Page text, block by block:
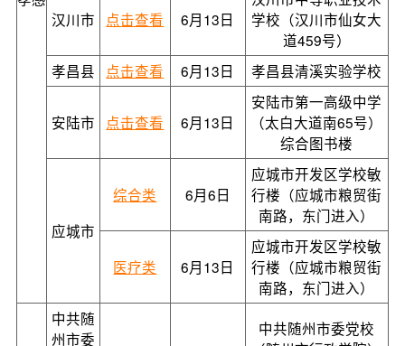
汉川市
点击查看 6月13日
学校（汉川市仙女大
道459号）
孝昌县
点击查看 6月13日 孝昌县清溪实验学校
安陆市 点击查看 6月13日
安陆市第一高级中学
（太白大道南65号）
综合图书楼
应城市
综合类 6月6日
应城市开发区学校敏
行楼（应城市粮贸街
南路，东门进入）
医疗类 6月13日
应城市开发区学校敏
行楼（应城市粮贸街
南路，东门进入）
中共随
州市委
中共随州市委党校